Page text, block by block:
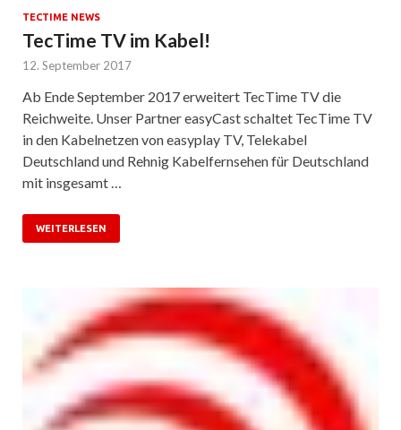
TECTIME NEWS
TecTime TV im Kabel!
12. September 2017
Ab Ende September 2017 erweitert TecTime TV die
Reichweite. Unser Partner easyCast schaltet TecTime TV
in den Kabelnetzen von easyplay TV, Telekabel
Deutschland und Rehnig Kabelfernsehen für Deutschland
mit insgesamt …
WEITERLESEN